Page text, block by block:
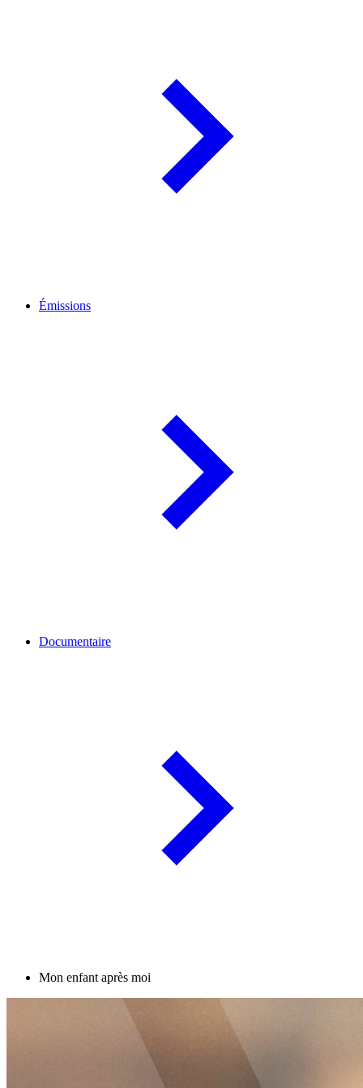
Émissions
Documentaire
Mon enfant après moi